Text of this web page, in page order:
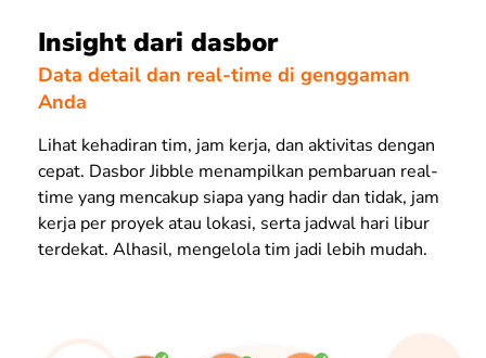
Insight dari dasbor
Data detail dan real-time di genggaman
Anda
Lihat kehadiran tim, jam kerja, dan aktivitas dengan
cepat. Dasbor Jibble menampilkan pembaruan real-
time yang mencakup siapa yang hadir dan tidak, jam
kerja per proyek atau lokasi, serta jadwal hari libur
terdekat. Alhasil, mengelola tim jadi lebih mudah.